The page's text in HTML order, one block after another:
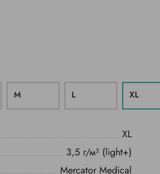
M L ХL
ХL
3,5 г/м² (light+)
Mercator Medical